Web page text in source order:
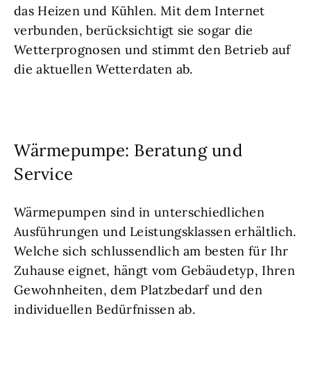
das Heizen und Kühlen. Mit dem Internet
verbunden, berücksichtigt sie sogar die
Wetterprognosen und stimmt den Betrieb auf
die aktuellen Wetterdaten ab.
Wärmepumpe: Beratung und
Service
Wärmepumpen sind in unterschiedlichen
Ausführungen und Leistungsklassen erhältlich.
Welche sich schlussendlich am besten für Ihr
Zuhause eignet, hängt vom Gebäudetyp, Ihren
Gewohnheiten, dem Platzbedarf und den
individuellen Bedürfnissen ab.